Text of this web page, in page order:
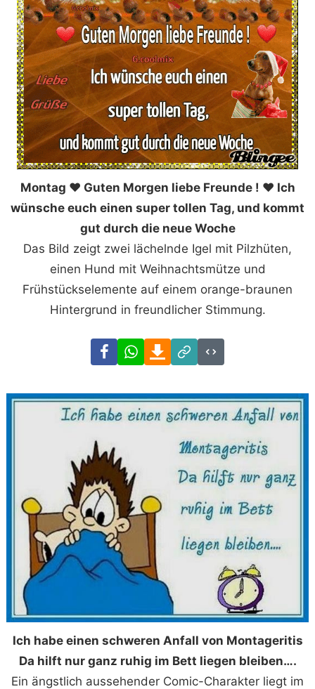
Montag ❤️ Guten Morgen liebe Freunde ! ❤️ Ich
wünsche euch einen super tollen Tag, und kommt
gut durch die neue Woche
Das Bild zeigt zwei lächelnde Igel mit Pilzhüten,
einen Hund mit Weihnachtsmütze und
Frühstückselemente auf einem orange-braunen
Hintergrund in freundlicher Stimmung.
FacebookWhatsAppDownload
Link
Code
Ich habe einen schweren Anfall von Montageritis
Da hilft nur ganz ruhig im Bett liegen bleiben….
Ein ängstlich aussehender Comic-Charakter liegt im